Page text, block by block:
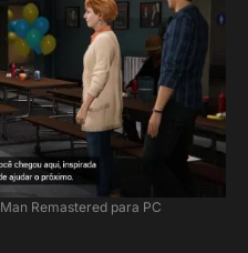
Remastered para PC